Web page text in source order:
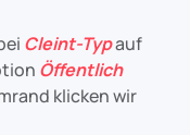
Cleint-Typauf
Öffentlich
klicken wir